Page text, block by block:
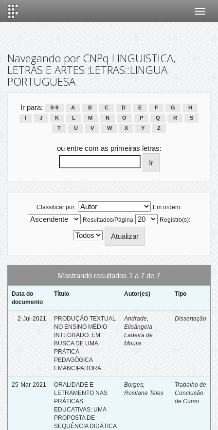
Navegando por CNPq LINGUISTICA,
LETRAS E ARTES::LETRAS::LINGUA
PORTUGUESA
Ir para: 0-9 A B C D E F G
H
J K L M N O P Q R
S
T
U V W X Y Z
ou entre com as primeiras letras:
Classificar por:
Em ordem:
Resultados/Página
Registro(s):
Mostrando resultados 1 a 7 de 7
Data do
documento
Título Autor(es) Tipo
2-Jul-2021
PRODUÇÃO TEXTUAL
NO ENSINO MÉDIO
INTEGRADO: EM
BUSCA DE UMA
PRÁTICA
PEDAGÓGICA
EMANCIPADORA
Andrade,
Elisângela
Ladeira de
Moura
Dissertação
25-Mar-2021
ORALIDADE E
LETRAMENTO NAS
PRÁTICAS
EDUCATIVAS: UMA
PROPOSTA DE
SEQUÊNCIA DIDÁTICA
Borges,
Rosilane Teles
Trabalho de
Conclusão
de Curso